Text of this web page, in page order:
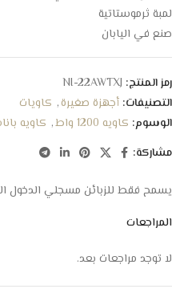
لمبة ثرموستاتية
صنع في اليابان
رمز المنتج: NI-22AWTXJ
التصنيفات: أجهزة صغيرة, كاويات
الوسوم: كاويه 1200 واط , كاويه
مشاركة:
المراجعات
لا توجد مراجعات بعد.
يسمح فقط للزبائن مسجلي الدخول